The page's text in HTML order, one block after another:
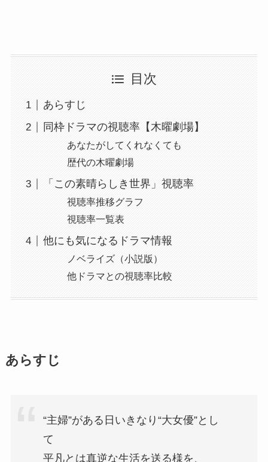
目次
あらすじ
同枠ドラマの視聴率【木曜劇場】
あなたがしてくれなくても
歴代の木曜劇場
「この素晴らしき世界」視聴率
視聴率推移グラフ
視聴率一覧表
他にも気になるドラマ情報
ノベライズ（小説版）
他ドラマとの視聴率比較
あらすじ
“主婦”がある日いきなり“大女優”とし
て
平凡とは真逆な生活を送る様を、